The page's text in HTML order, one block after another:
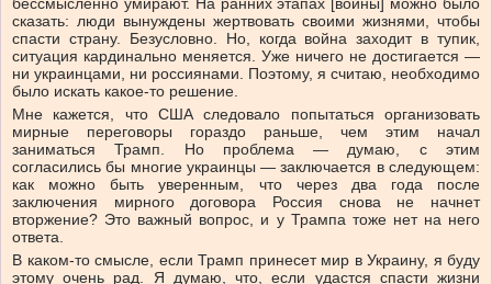
бессмысленно умирают. На ранних этапах [войны] можно было
сказать: люди вынуждены жертвовать своими жизнями, чтобы
спасти страну. Безусловно. Но, когда война заходит в тупик,
ситуация кардинально меняется. Уже ничего не достигается —
ни украинцами, ни россиянами. Поэтому, я считаю, необходимо
было искать какое-то решение.
Мне кажется, что США следовало попытаться организовать
мирные переговоры гораздо раньше, чем этим начал
заниматься Трамп. Но проблема — думаю, с этим
согласились бы многие украинцы — заключается в следующем:
как можно быть уверенным, что через два года после
заключения мирного договора Россия снова не начнет
вторжение? Это важный вопрос, и у Трампа тоже нет на него
ответа.
В каком-то смысле, если Трамп принесет мир в Украину, я буду
этому очень рад. Я думаю, что, если удастся спасти жизни